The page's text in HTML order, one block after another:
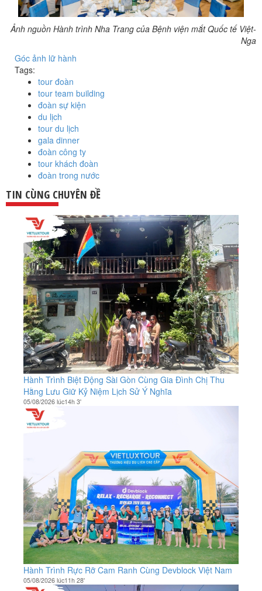
Ảnh nguồn Hành trình Nha Trang của Bệnh viện mắt Quốc tế Việt-
Nga
Góc ảnh lữ hành
Tags:
tour đoàn
tour team building
đoàn sự kiện
du lịch
tour du lịch
gala dinner
đoàn công ty
tour khách đoàn
đoàn trong nước
TIN CÙNG CHUYÊN ĐỀ
Hành Trình Biệt Động Sài Gòn Cùng Gia Đình Chị Thu
Hằng Lưu Giữ Kỷ Niệm Lịch Sử Ý Nghĩa
05/08/2026 lúc14h 3'
Hành Trình Rực Rỡ Cam Ranh Cùng Devblock Việt Nam
05/08/2026 lúc11h 28'